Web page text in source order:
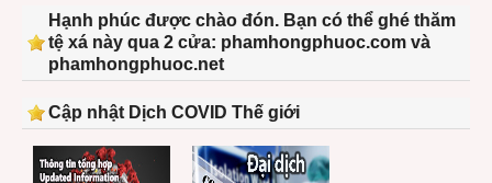
Hạnh phúc được chào đón. Bạn có thể ghé thăm
tệ xá này qua 2 cửa: phamhongphuoc.com và
phamhongphuoc.net
Cập nhật Dịch COVID Thế giới